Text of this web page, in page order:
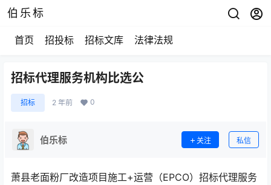
伯乐标
首页 招投标 招标文库 法律法规
招标代理服务机构比选公
招标 2 年前 0
伯乐标 关注 私信
萧县老面粉厂改造项目施工+运营（EPCO）招标代理服务